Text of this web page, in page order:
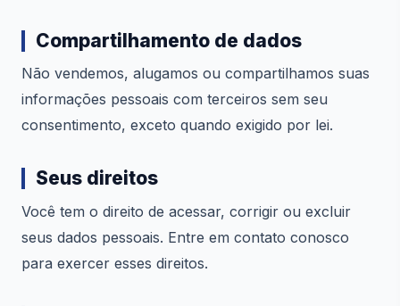
Compartilhamento de dados
Não vendemos, alugamos ou compartilhamos suas
informações pessoais com terceiros sem seu
consentimento, exceto quando exigido por lei.
Seus direitos
Você tem o direito de acessar, corrigir ou excluir
seus dados pessoais. Entre em contato conosco
para exercer esses direitos.